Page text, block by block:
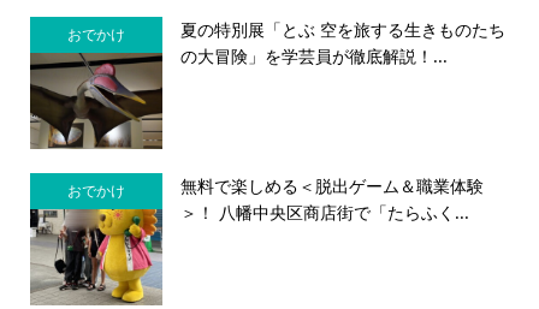
おでかけ
夏の特別展「とぶ 空を旅する生きものたち
の大冒険」を学芸員が徹底解説！...
おでかけ
無料で楽しめる＜脱出ゲーム＆職業体験
＞！ 八幡中央区商店街で「たらふく...